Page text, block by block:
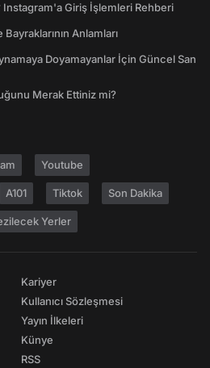
Instagram'a Giriş İşlemleri Rehberi
Anlamları
Doyamayanlar İçin Güncel San
Merak Ettiniz mi?
Youtube
A101 Tiktok Son Dakika
Yerler
Kariyer
Kullanıcı Sözleşmesi
Yayın İlkeleri
Künye
RSS